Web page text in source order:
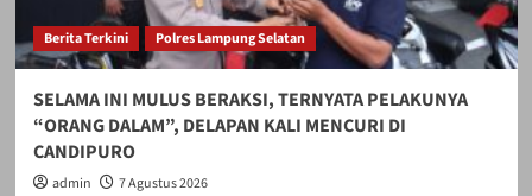
Berita Terkini Polres Lampung Selatan
SELAMA INI MULUS BERAKSI, TERNYATA PELAKUNYA
“ORANG DALAM”, DELAPAN KALI MENCURI DI
CANDIPURO
admin 7 Agustus 2026